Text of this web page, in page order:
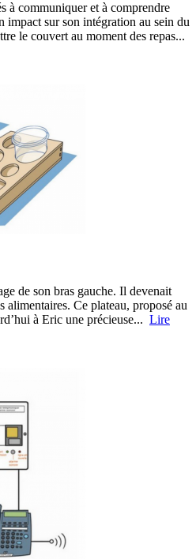
à communiquer et à comprendre
impact sur son intégration au sein du
le couvert au moment des repas...
de son bras gauche. Il devenait
Ce plateau, proposé au
à Eric une précieuse... Lire